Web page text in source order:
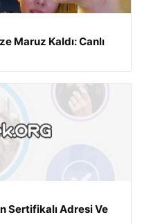
Maruz Kaldı: Canlı
Sertifikalı Adresi Ve